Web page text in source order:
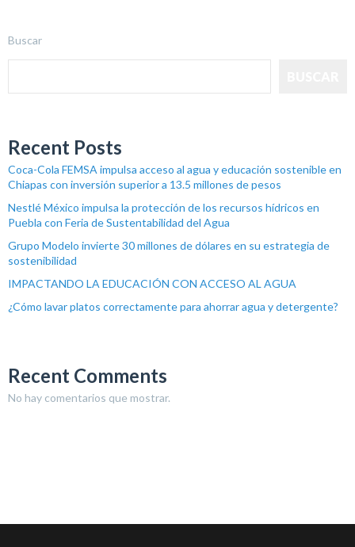
Buscar
Recent Posts
Coca-Cola FEMSA impulsa acceso al agua y educación sostenible en
Chiapas con inversión superior a 13.5 millones de pesos
Nestlé México impulsa la protección de los recursos hídricos en
Puebla con Feria de Sustentabilidad del Agua
Grupo Modelo invierte 30 millones de dólares en su estrategia de
sostenibilidad
IMPACTANDO LA EDUCACIÓN CON ACCESO AL AGUA
¿Cómo lavar platos correctamente para ahorrar agua y detergente?
Recent Comments
No hay comentarios que mostrar.